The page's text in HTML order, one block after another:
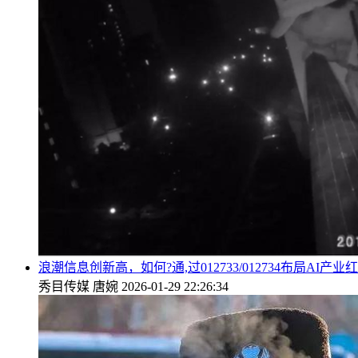
浪潮信息创新高，如何?通,过012733/012734布局AI产业
秀目传媒 唐婉 2026-01-29 22:26:34